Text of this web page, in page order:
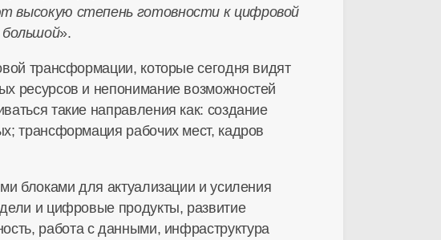
высокую степень готовности к цифровой
».
трансформации, которые сегодня видят
ресурсов и непонимание возможностей
такие направления как: создание
трансформация рабочих мест, кадров
блоками для актуализации и усиления
и цифровые продукты, развитие
, работа с данными, инфраструктура